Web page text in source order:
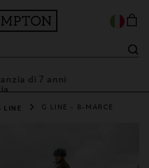
di 7 anni
LINE G LINE - 8-MARCE